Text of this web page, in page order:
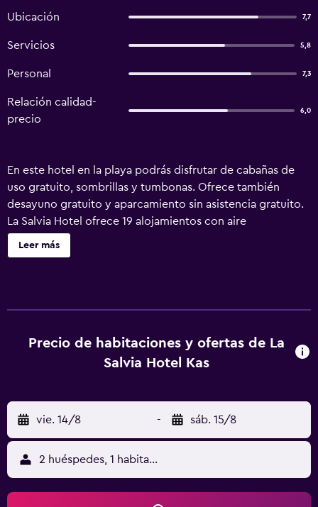
Ubicación 7,7
Servicios 5,8
Personal 7,3
Relación calidad-
precio
6,0
En este hotel en la playa podrás disfrutar de cabañas de
uso gratuito, sombrillas y tumbonas. Ofrece también
desayuno gratuito y aparcamiento sin asistencia gratuito.
La Salvia Hotel ofrece 19 alojamientos con aire
acondicionado, minibar y caja fuerte. Se ofrece una
televisión LCD con canales por cable. Los baños están
planchar con plancha. Los servicios de ocio y
esparcimiento en este hotel incluyen una playa privada y
Leer más
Precio de habitaciones y ofertas de La
Salvia Hotel Kas
vie. 14/8 - sáb. 15/8
2 huéspedes, 1 habitación